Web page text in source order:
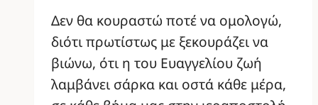
Δεν θα κουραστώ ποτέ να ομολογώ,
διότι πρωτίστως με ξεκουράζει να
βιώνω, ότι η του Ευαγγελίου ζωή
λαμβάνει σάρκα και οστά κάθε μέρα,